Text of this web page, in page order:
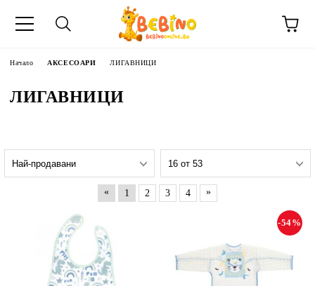
Начало АКСЕСОАРИ ЛИГАВНИЦИ
ЛИГАВНИЦИ
« 1 2 3 4 »
-54%